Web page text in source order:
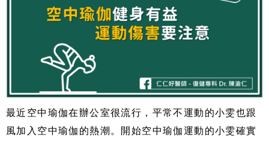
最近空中瑜伽在辦公室很流行，平常不運動的小雯也跟
風加入空中瑜伽的熱潮。開始空中瑜伽運動的小雯確實